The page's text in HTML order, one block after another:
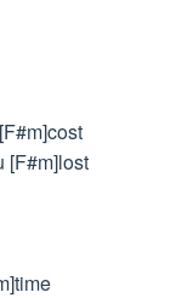
[F#m]lost